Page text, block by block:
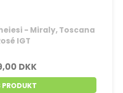
- Miraly, Toscana
IGT
DKK
PRODUKT